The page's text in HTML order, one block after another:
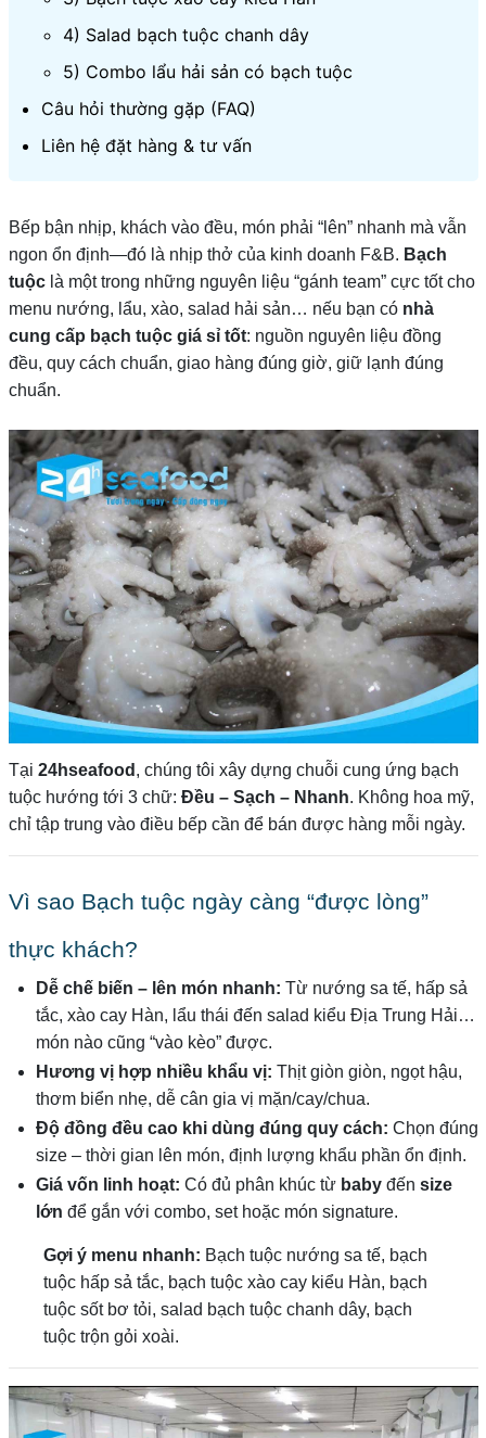
4) Salad bạch tuộc chanh dây
5) Combo lẩu hải sản có bạch tuộc
Câu hỏi thường gặp (FAQ)
Liên hệ đặt hàng & tư vấn
Bếp bận nhịp, khách vào đều, món phải “lên” nhanh mà vẫn
ngon ổn định—đó là nhịp thở của kinh doanh F&B. Bạch
tuộclà một trong những nguyên liệu “gánh team” cực tốt cho
menu nướng, lẩu, xào, salad hải sản… nếu bạn có nhà
cung cấp bạch tuộc giá sỉ tốt: nguồn nguyên liệu đồng
đều, quy cách chuẩn, giao hàng đúng giờ, giữ lạnh đúng
chuẩn.
Tại 24hseafood , chúng tôi xây dựng chuỗi cung ứng bạch
tuộc hướng tới 3 chữ: Đều – Sạch – Nhanh. Không hoa mỹ,
chỉ tập trung vào điều bếp cần để bán được hàng mỗi ngày.
Vì sao Bạch tuộc ngày càng “được lòng”
thực khách?
Dễ chế biến – lên món nhanh: Từ nướng sa tế, hấp sả
tắc, xào cay Hàn, lẩu thái đến salad kiểu Địa Trung Hải…
món nào cũng “vào kèo” được.
Hương vị hợp nhiều khẩu vị: Thịt giòn giòn, ngọt hậu,
thơm biển nhẹ, dễ cân gia vị mặn/cay/chua.
Độ đồng đều cao khi dùng đúng quy cách: Chọn đúng
size – thời gian lên món, định lượng khẩu phần ổn định.
Giá vốn linh hoạt: Có đủ phân khúc từ babyđến size
lớn để gắn với combo, set hoặc món signature.
Gợi ý menu nhanh: Bạch tuộc nướng sa tế, bạch
tuộc hấp sả tắc, bạch tuộc xào cay kiểu Hàn, bạch
tuộc sốt bơ tỏi, salad bạch tuộc chanh dây, bạch
tuộc trộn gỏi xoài.